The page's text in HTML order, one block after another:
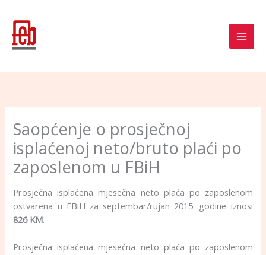
content
Saopćenje o prosječnoj
isplaćenoj neto/bruto plaći po
zaposlenom u FBiH
Prosječna isplaćena mjesečna neto plaća po zaposlenom
ostvarena u FBiH za septembar/rujan 2015. godine iznosi
826 KM.
Prosječna isplaćena mjesečna neto plaća po zaposlenom